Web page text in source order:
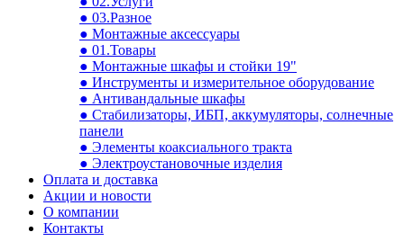
● 03.Разное
● Монтажные аксессуары
● 01.Товары
● Монтажные шкафы и стойки 19"
● Инструменты и измерительное оборудование
● Антивандальные шкафы
● Стабилизаторы, ИБП, аккумуляторы, солнечные
панели
● Элементы коаксиального тракта
● Электроустановочные изделия
Оплата и доставка
Акции и новости
О компании
Контакты